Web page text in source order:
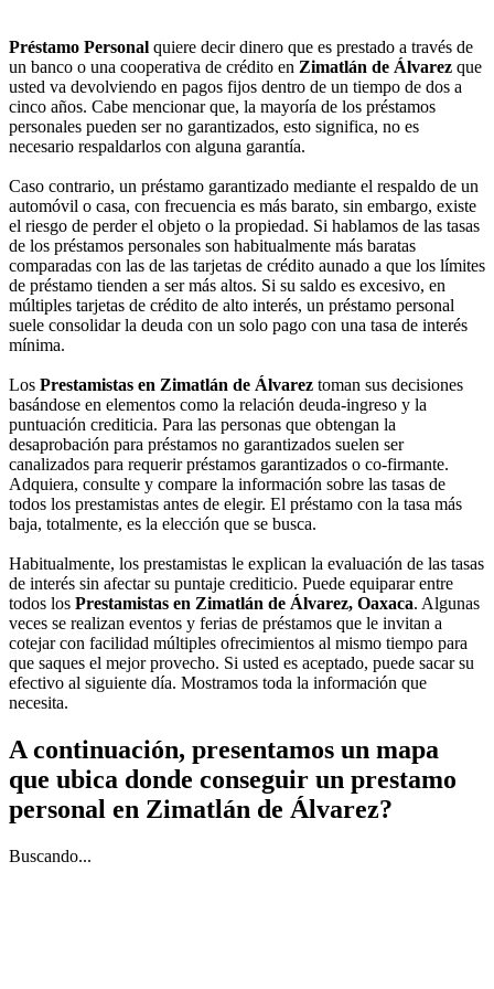
Préstamo Personal quiere decir dinero que es prestado a través de
un banco o una cooperativa de crédito en Zimatlán de Álvarez que
usted va devolviendo en pagos fijos dentro de un tiempo de dos a
cinco años. Cabe mencionar que, la mayoría de los préstamos
personales pueden ser no garantizados, esto significa, no es
necesario respaldarlos con alguna garantía.
Caso contrario, un préstamo garantizado mediante el respaldo de un
automóvil o casa, con frecuencia es más barato, sin embargo, existe
el riesgo de perder el objeto o la propiedad. Si hablamos de las tasas
de los préstamos personales son habitualmente más baratas
comparadas con las de las tarjetas de crédito aunado a que los límites
de préstamo tienden a ser más altos. Si su saldo es excesivo, en
múltiples tarjetas de crédito de alto interés, un préstamo personal
suele consolidar la deuda con un solo pago con una tasa de interés
mínima.
Los Prestamistas en Zimatlán de Álvarez toman sus decisiones
basándose en elementos como la relación deuda-ingreso y la
puntuación crediticia. Para las personas que obtengan la
desaprobación para préstamos no garantizados suelen ser
canalizados para requerir préstamos garantizados o co-firmante.
Adquiera, consulte y compare la información sobre las tasas de
todos los prestamistas antes de elegir. El préstamo con la tasa más
baja, totalmente, es la elección que se busca.
Habitualmente, los prestamistas le explican la evaluación de las tasas
de interés sin afectar su puntaje crediticio. Puede equiparar entre
todos los Prestamistas en Zimatlán de Álvarez, Oaxaca. Algunas
veces se realizan eventos y ferias de préstamos que le invitan a
cotejar con facilidad múltiples ofrecimientos al mismo tiempo para
que saques el mejor provecho. Si usted es aceptado, puede sacar su
efectivo al siguiente día. Mostramos toda la información que
necesita.
A continuación, presentamos un mapa
que ubica donde conseguir un prestamo
personal en Zimatlán de Álvarez?
Buscando...